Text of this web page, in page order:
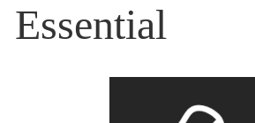
Essential